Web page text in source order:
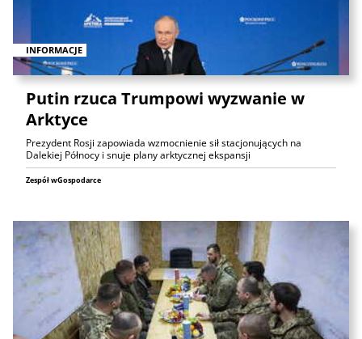
INFORMACJE
Putin rzuca Trumpowi wyzwanie w
Arktyce
Prezydent Rosji zapowiada wzmocnienie sił stacjonujących na
Dalekiej Północy i snuje plany arktycznej ekspansji
Zespół wGospodarce